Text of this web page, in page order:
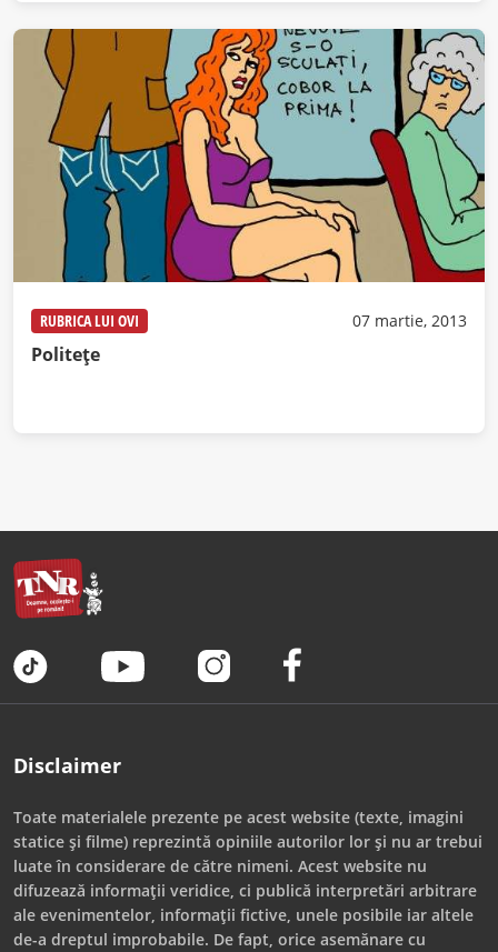
RUBRICA LUI OVI 07 martie, 2013
Politeţe
Disclaimer
Toate materialele prezente pe acest website (texte, imagini
statice și filme) reprezintă opiniile autorilor lor și nu ar trebui
luate în considerare de către nimeni. Acest website nu
difuzează informații veridice, ci publică interpretări arbitrare
ale evenimentelor, informații fictive, unele posibile iar altele
de-a dreptul improbabile. De fapt, orice asemănare cu